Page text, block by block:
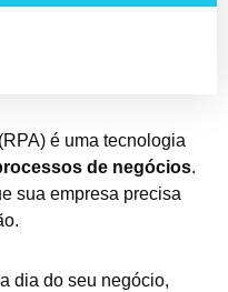
(RPA) é uma tecnologia
de negócios.
sua empresa precisa
dia do seu negócio,